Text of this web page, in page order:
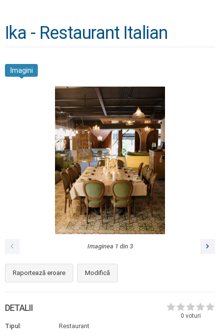
Ika - Restaurant Italian
Imagini
Imaginea 1 din 3
Raportează eroare Modifică
0 voturi
DETALII
Tipul:
Restaurant